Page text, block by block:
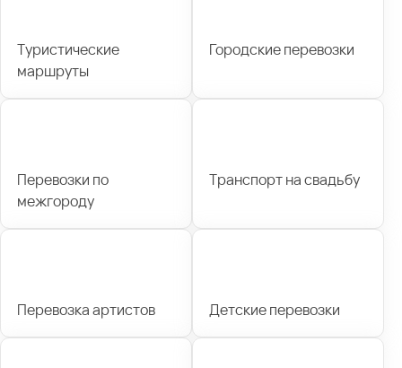
Туристические
маршруты
Городские перевозки
Перевозки по
межгороду
Транспорт на свадьбу
Перевозка артистов Детские перевозки